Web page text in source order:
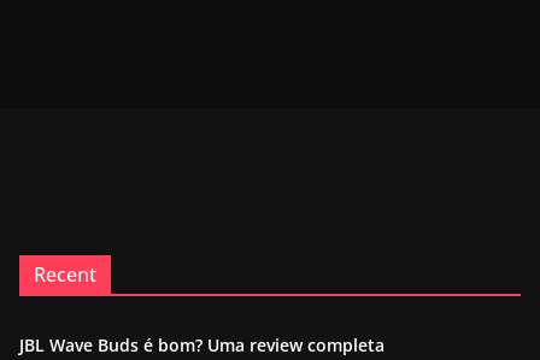
Recent
JBL Wave Buds é bom? Uma review completa